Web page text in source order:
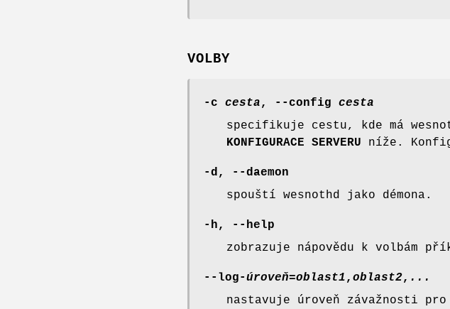
VOLBY
-c cesta, --config cesta
specifikuje cestu, kde má
KONFIGURACE SERVERU níže.
-d, --daemon
spouští wesnothd jako démona.
-h, --help
zobrazuje nápovědu k volbám
--log-úroveň=oblast1, oblast2, ...
nastavuje úroveň závažnosti